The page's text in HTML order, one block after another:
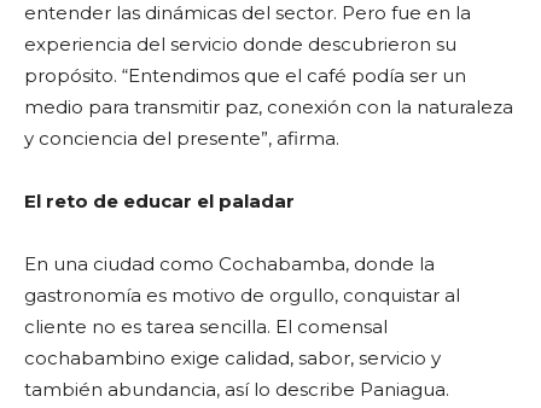
entender las dinámicas del sector. Pero fue en la
experiencia del servicio donde descubrieron su
propósito. “Entendimos que el café podía ser un
medio para transmitir paz, conexión con la naturaleza
y conciencia del presente”, afirma.
El reto de educar el paladar
En una ciudad como Cochabamba, donde la
gastronomía es motivo de orgullo, conquistar al
cliente no es tarea sencilla. El comensal
cochabambino exige calidad, sabor, servicio y
también abundancia, así lo describe Paniagua.